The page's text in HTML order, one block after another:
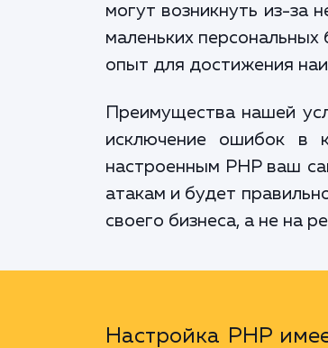
могут возникнуть из-за
маленьких
опыт для достижения
Преимущества нашей
исключение ошибок в
настроенным PHP ваш
атакам и будет
своего бизнеса, а не на
Настройка PHP